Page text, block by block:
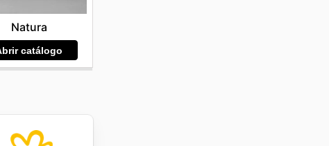
que
weekly
Natura
catálogo